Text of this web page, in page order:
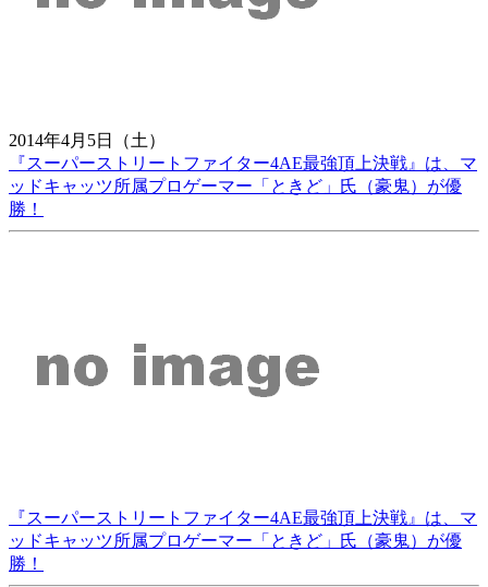
2014年4月5日（土）
『スーパーストリートファイター4AE最強頂上決戦』は、マ
ッドキャッツ所属プロゲーマー「ときど」氏（豪鬼）が優
勝！
『スーパーストリートファイター4AE最強頂上決戦』は、マ
ッドキャッツ所属プロゲーマー「ときど」氏（豪鬼）が優
勝！